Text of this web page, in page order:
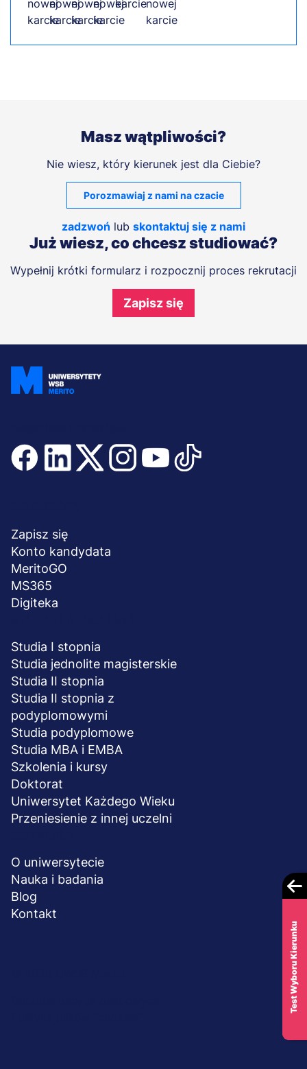
Masz wątpliwości?
Nie wiesz, który kierunek jest dla Ciebie?
Porozmawiaj z nami na czacie
zadzwoń lub skontaktuj się z nami
Już wiesz, co chcesz studiować?
Wypełnij krótki formularz i rozpocznij proces rekrutacji
Zapisz się
stopka
Zapisz się
Konto kandydata
MeritoGO
MS365
Digiteka
Studia I stopnia
Studia jednolite magisterskie
Studia II stopnia
Studia II stopnia z
podyplomowymi
Studia podyplomowe
Studia MBA i EMBA
Szkolenia i kursy
Doktorat
Uniwersytet Każdego Wieku
Przeniesienie z innej uczelni
O uniwersytecie
Nauka i badania
Blog
Kontakt
Test Wyboru Kierunku